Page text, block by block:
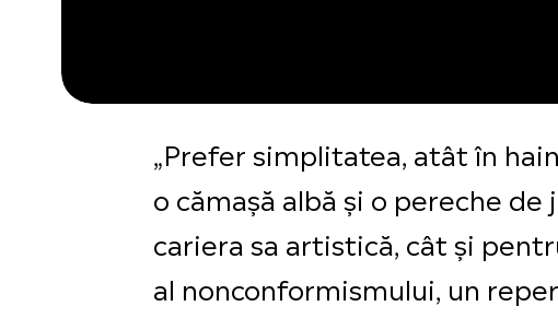
„Prefer simplitatea, atât în
o cămașă albă și o pereche
cariera sa artistică, cât și
al nonconformismului, un